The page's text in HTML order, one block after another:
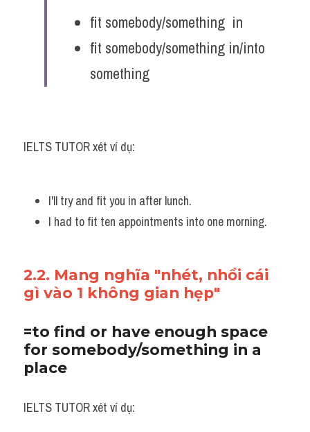
fit somebody/something  in
fit somebody/something in/into
something
IELTS TUTOR xét ví dụ:
I'll try and fit you in after lunch.
I had to fit ten appointments into one morning.
2.2. Mang nghĩa "nhét, nhồi cái
gì vào 1 không gian hẹp"
=to find or have enough space
for somebody/something in a
place
IELTS TUTOR xét ví dụ: